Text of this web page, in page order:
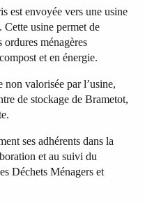
est envoyée vers une usine
usine permet de
ordures ménagères
et en énergie.
non valorisée par l’usine,
de stockage de Brametot,
ses adhérents dans la
et au suivi du
Déchets Ménagers et